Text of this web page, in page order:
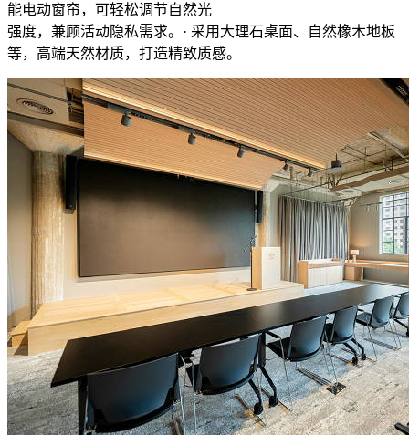
能电动窗帘，可轻松调节⾃然光
强度，兼顾活动隐私需求。· 采⽤⼤理⽯桌⾯、⾃然橡⽊地板
等，⾼端天然材质，打造精致质感。